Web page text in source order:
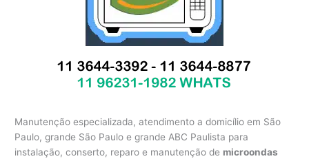
Manutenção especializada, atendimento a domicílio em São
Paulo, grande São Paulo e grande ABC Paulista para
instalação, conserto, reparo e manutenção de microondas